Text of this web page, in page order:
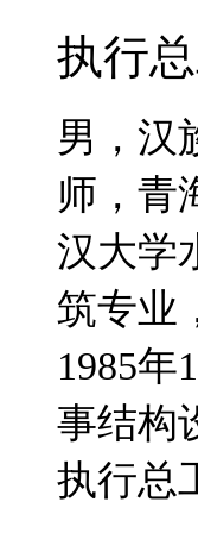
执行
男，汉
师， 青
汉大学
筑专业
1985年
事结构
执行总